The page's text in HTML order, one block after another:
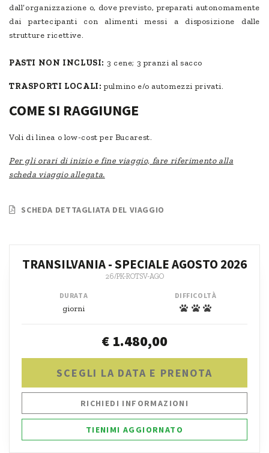
dall’organizzazione o, dove previsto, preparati autonomamente
dai partecipanti con alimenti messi a disposizione dalle
strutture ricettive.
PASTI NON INCLUSI: 3 cene; 3 pranzi al sacco
TRASPORTI LOCALI: pulmino e/o automezzi privati.
COME SI RAGGIUNGE
Voli di linea o low-cost per Bucarest.
Per gli orari di inizio e fine viaggio, fare riferimento alla
scheda viaggio allegata.
SCHEDA DETTAGLIATA DEL VIAGGIO
TRANSILVANIA - SPECIALE AGOSTO 2026
26/PK-ROTSV-AGO
DURATA
giorni
DIFFICOLTÀ
€ 1.480,00
SCEGLI LA DATA E PRENOTA
RICHIEDI INFORMAZIONI
TIENIMI AGGIORNATO